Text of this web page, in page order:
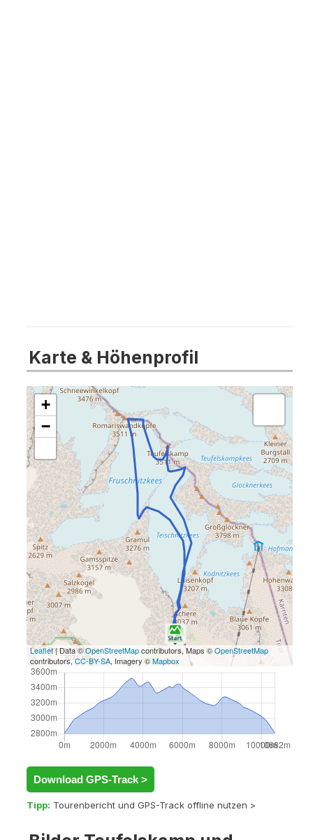
Karte & Höhenprofil
+
−
Leaflet| Data ©OpenStreetMapcontributors, Maps ©OpenStreetMap
contributors,CC-BY-SA, Imagery ©Mapbox
Download GPS-Track >
Tipp: Tourenbericht und GPS-Track offline nutzen >